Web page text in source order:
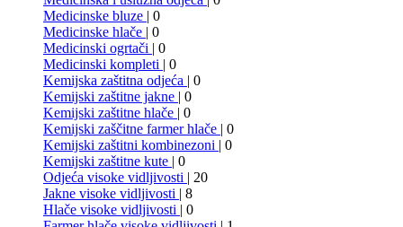
Medicinske bluze | 0
Medicinske hlače | 0
Medicinski ogrtači | 0
Medicinski kompleti | 0
Kemijska zaštitna odjeća | 0
Kemijski zaštitne jakne | 0
Kemijski zaštitne hlače | 0
Kemijski zaščitne farmer hlače | 0
Kemijski zaštitni kombinezoni | 0
Kemijski zaštitne kute | 0
Odjeća visoke vidljivosti | 20
Jakne visoke vidljivosti | 8
Hlače visoke vidljivosti | 0